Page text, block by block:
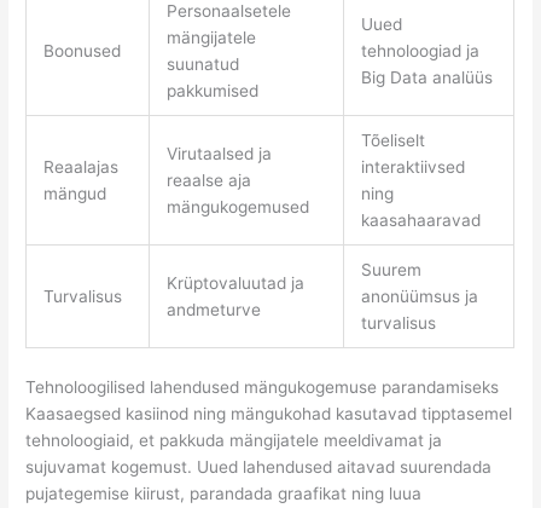
Boonused
Personaalsetele
mängijatele
suunatud
pakkumised
Uued
tehnoloogiad ja
Big Data analüüs
Reaalajas
mängud
Virutaalsed ja
reaalse aja
mängukogemused
Tõeliselt
interaktiivsed
ning
kaasahaaravad
Turvalisus
Krüptovaluutad ja
andmeturve
Suurem
anonüümsus ja
turvalisus
Tehnoloogilised lahendused mängukogemuse parandamiseks
Kaasaegsed kasiinod ning mängukohad kasutavad tipptasemel
tehnoloogiaid, et pakkuda mängijatele meeldivamat ja
sujuvamat kogemust. Uued lahendused aitavad suurendada
pujategemise kiirust, parandada graafikat ning luua